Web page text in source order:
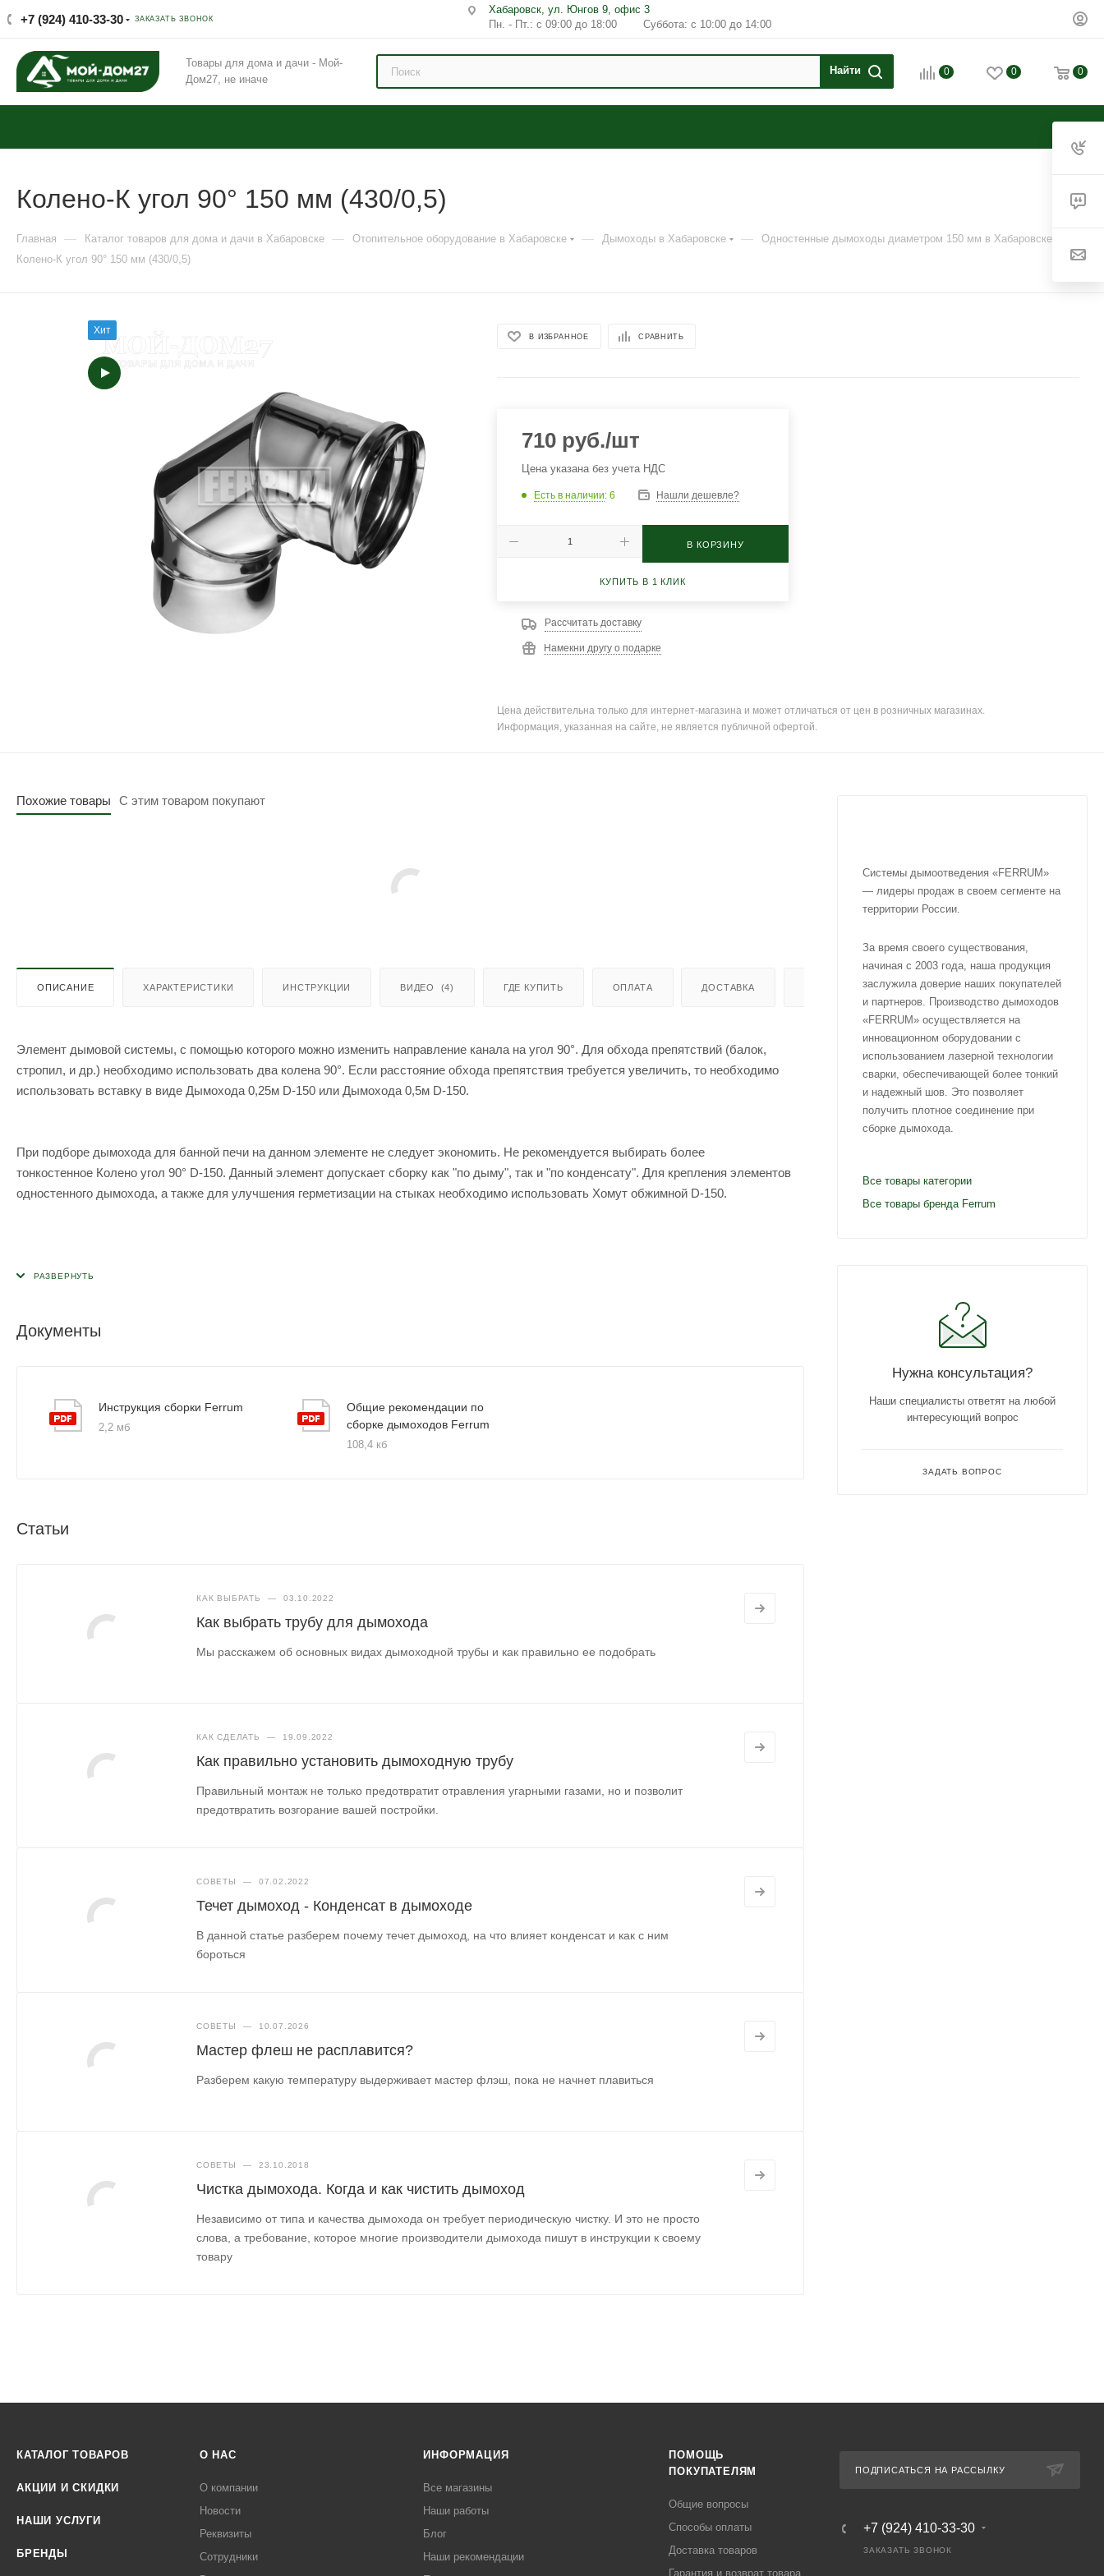
+7 (924) 410-33-30 ЗАКАЗАТЬ ЗВОНОК
Хабаровск, ул. Юнгов 9, офис 3
Пн. - Пт.: с 09:00 до 18:00 Суббота: с 10:00 до 14:00
Товары для дома и дачи - Мой-
Дом27, не иначе
0 0 0
Колено-К угол 90° 150 мм (430/0,5)
Главная — Каталог товаров для дома и дачи в Хабаровске — Отопительное оборудование в Хабаровске — Дымоходы в Хабаровске — Одностенные дымоходы диаметром 150 мм в Хабаровске
Колено-К угол 90° 150 мм (430/0,5)
Хит
В ИЗБРАННОЕ СРАВНИТЬ
710 руб./шт
Цена указана без учета НДС
Есть в наличии: 6 Нашли дешевле?
В КОРЗИНУ
КУПИТЬ В 1 КЛИК
Рассчитать доставку
Намекни другу о подарке
Цена действительна только для интернет-магазина и может отличаться от цен в розничных магазинах.
Информация, указанная на сайте, не является публичной офертой.
Похожие товары С этим товаром покупают
ОПИСАНИЕ ХАРАКТЕРИСТИКИ ИНСТРУКЦИИ ВИДЕО (4) ГДЕ КУПИТЬ ОПЛАТА ДОСТАВКА
Элемент дымовой системы, с помощью которого можно изменить направление канала на угол 90°. Для обхода препятствий (балок,
стропил, и др.) необходимо использовать два колена 90°. Если расстояние обхода препятствия требуется увеличить, то необходимо
использовать вставку в виде Дымохода 0,25м D-150 или Дымохода 0,5м D-150.
При подборе дымохода для банной печи на данном элементе не следует экономить. Не рекомендуется выбирать более
тонкостенное Колено угол 90° D-150. Данный элемент допускает сборку как "по дыму", так и "по конденсату". Для крепления элементов
одностенного дымохода, а также для улучшения герметизации на стыках необходимо использовать Хомут обжимной D-150.
Документы
Инструкция сборки Ferrum
2,2 мб
Общие рекомендации по
сборке дымоходов Ferrum
108,4 кб
Статьи
КАК ВЫБРАТЬ — 03.10.2022
Как выбрать трубу для дымохода
Мы расскажем об основных видах дымоходной трубы и как правильно ее подобрать
КАК СДЕЛАТЬ — 19.09.2022
Как правильно установить дымоходную трубу
Правильный монтаж не только предотвратит отравления угарными газами, но и позволит
предотвратить возгорание вашей постройки.
СОВЕТЫ — 07.02.2022
Течет дымоход - Конденсат в дымоходе
В данной статье разберем почему течет дымоход, на что влияет конденсат и как с ним
бороться
СОВЕТЫ — 10.07.2026
Мастер флеш не расплавится?
Разберем какую температуру выдерживает мастер флэш, пока не начнет плавиться
СОВЕТЫ — 23.10.2018
Чистка дымохода. Когда и как чистить дымоход
Независимо от типа и качества дымохода он требует периодическую чистку. И это не просто
слова, а требование, которое многие производители дымохода пишут в инструкции к своему
товару
Системы дымоотведения «FERRUM»
— лидеры продаж в своем сегменте на
территории России.
За время своего существования,
начиная с 2003 года, наша продукция
заслужила доверие наших покупателей
и партнеров. Производство дымоходов
«FERRUM» осуществляется на
инновационном оборудовании с
использованием лазерной технологии
сварки, обеспечивающей более тонкий
и надежный шов. Это позволяет
получить плотное соединение при
сборке дымохода.
Все товары категории
Все товары бренда Ferrum
Нужна консультация?
Наши специалисты ответят на любой
интересующий вопрос
ЗАДАТЬ ВОПРОС
КАТАЛОГ ТОВАРОВ
АКЦИИ И СКИДКИ
НАШИ УСЛУГИ
БРЕНДЫ
О НАС
О компании
Новости
Реквизиты
Сотрудники
ИНФОРМАЦИЯ
Все магазины
Наши работы
Блог
Наши рекомендации
ПОМОЩЬ
ПОКУПАТЕЛЯМ
Общие вопросы
Способы оплаты
Доставка товаров
Гарантия и возврат товара
ПОДПИСАТЬСЯ НА РАССЫЛКУ
+7 (924) 410-33-30
ЗАКАЗАТЬ ЗВОНОК